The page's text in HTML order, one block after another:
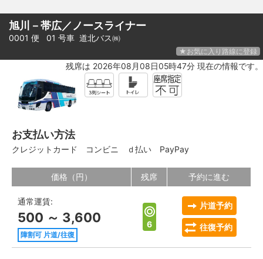
旭川－帯広／ノースライナー
0001 便 01 号車 道北バス㈱
★お気に入り路線に登録
残席は 2026年08月08日05時47分 現在の情報です。
お支払い方法
クレジットカード コンビニ ｄ払い PayPay
価格（円） 残席 予約に進む
通常運賃:
500 ～ 3,600
障割可 片道/往復
6
片道予約
往復予約